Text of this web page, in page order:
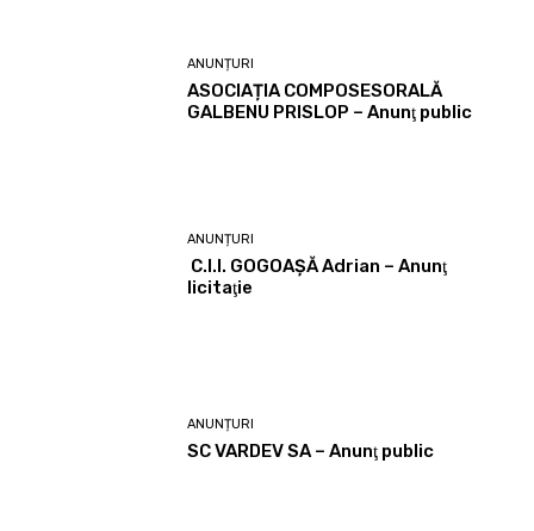
ANUNȚURI
ASOCIAȚIA COMPOSESORALĂ
GALBENU PRISLOP – Anunţ public
ANUNȚURI
C.I.I. GOGOAŞĂ Adrian – Anunţ
licitaţie
ANUNȚURI
SC VARDEV SA – Anunţ public